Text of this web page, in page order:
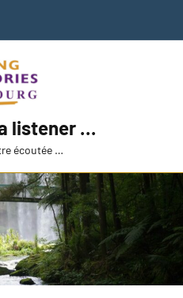
listener …
écoutée …